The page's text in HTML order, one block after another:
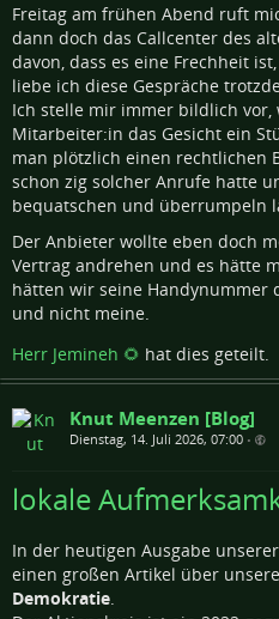
Freitag am frühen Abend ruft
dann doch das Callcenter des
davon, dass es eine Frechheit
liebe ich diese Gespräche
Ich stelle mir immer bildlich vor,
Mitarbeiter:in das Gesicht ein
man plötzlich einen rechtlichen
schon zig solcher Anrufe hatte
bequatschen und überrumpeln
Der Anbieter wollte eben doch
Vertrag andrehen und es hätte
hätten wir seine Handynummer
und nicht meine.
Herr Jemineh 🌻 hat dies geteilt.
Knut Meenzen [Blog]
Dienstag, 14. Juli 2026, 07:00 •
lokale
In der heutigen Ausgabe
einen großen Artikel über
Demokratie.